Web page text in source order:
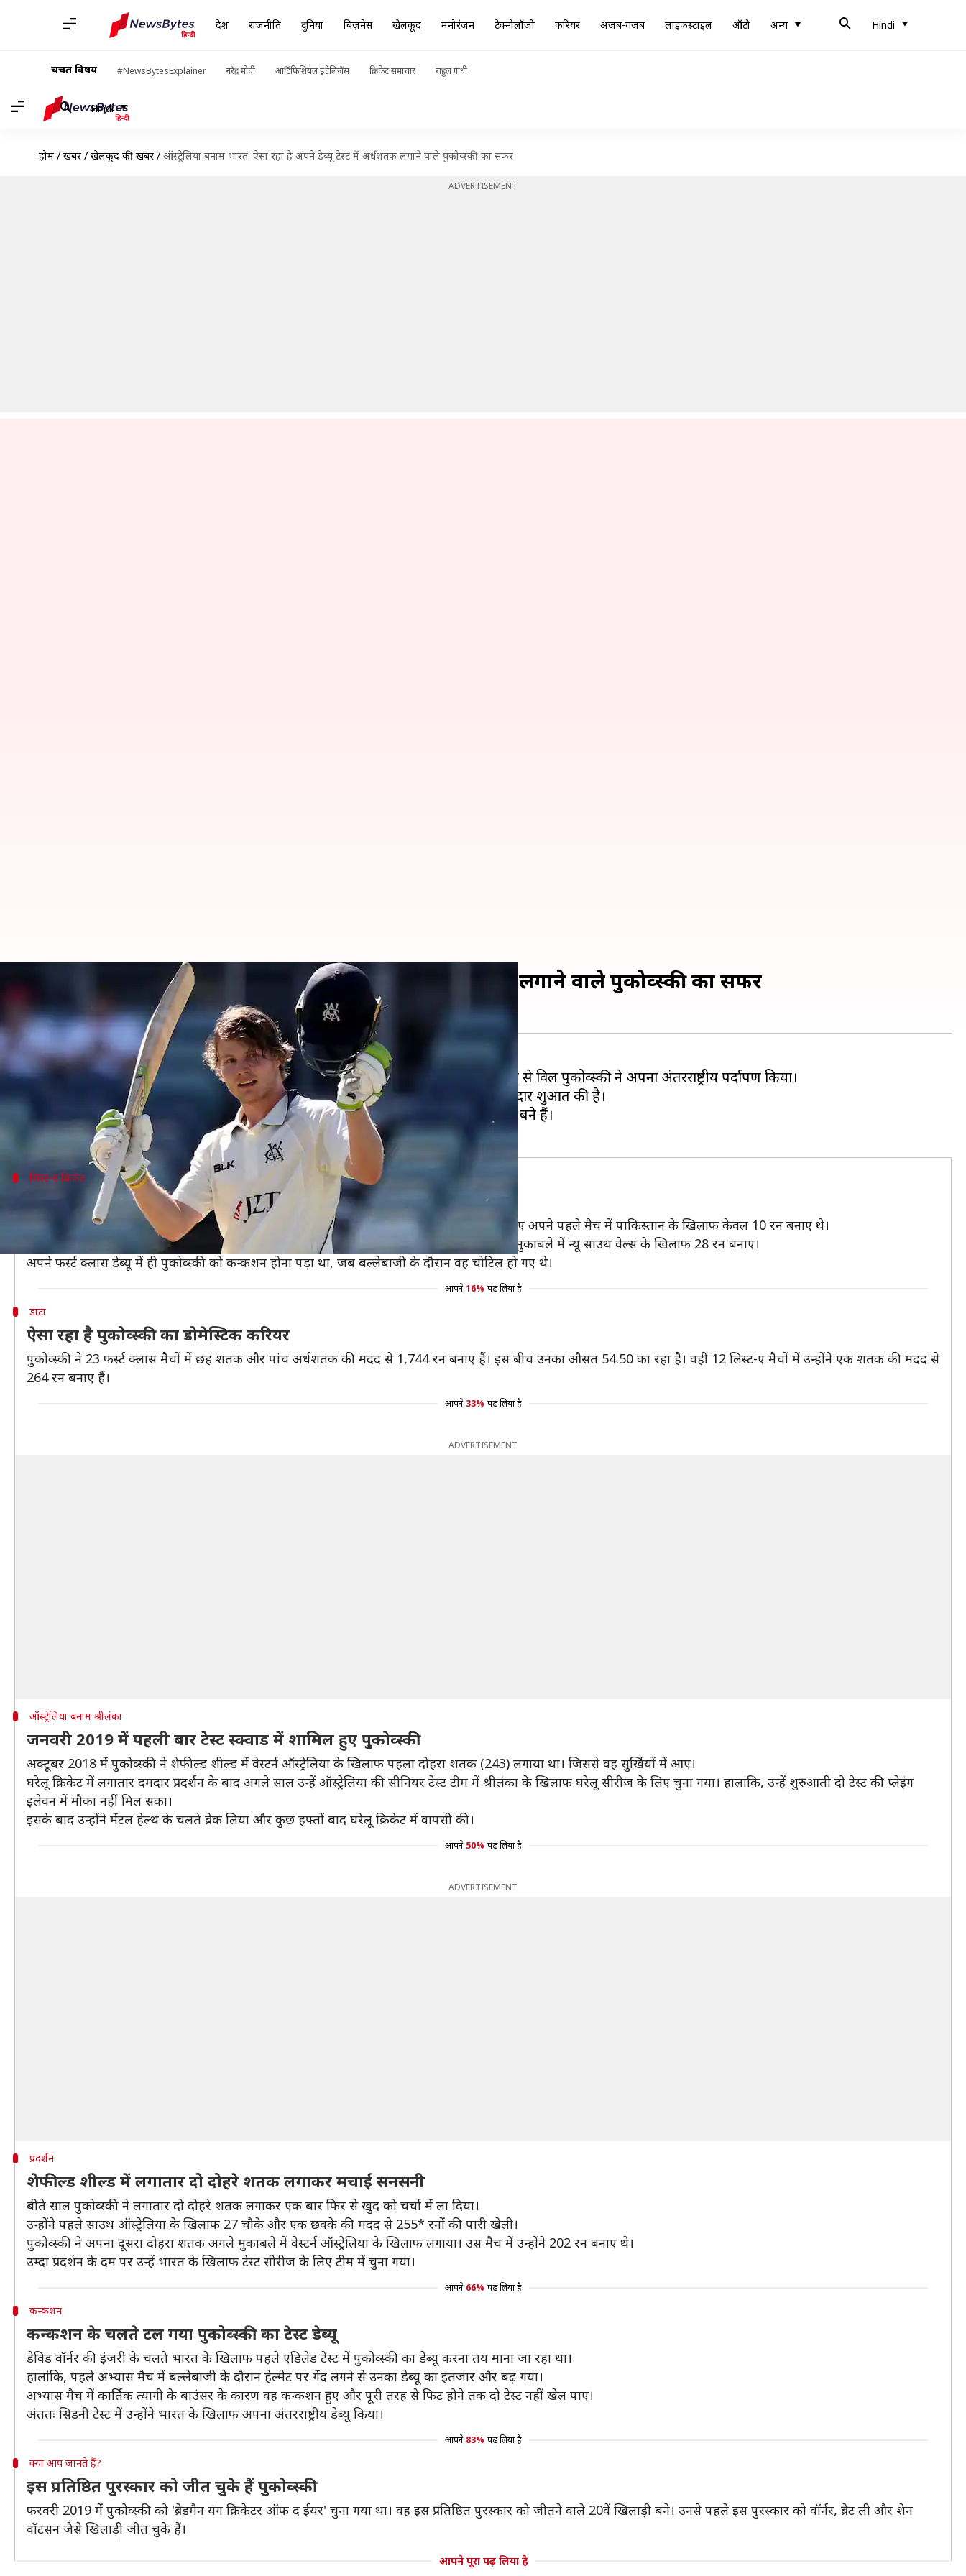
देश राजनीति दुनिया बिज़नेस खेलकूद मनोरंजन टेक्नोलॉजी करियर अजब-गजब लाइफस्टाइल ऑटो अन्य Hindi
चर्चित विषय #NewsBytesExplainer नरेंद्र मोदी आर्टिफिशियल इंटेलिजेंस क्रिकेट समाचार राहुल गांधी
Hindi
होम / खबरें / खेलकूद की खबरें / ऑस्ट्रेलिया बनाम भारत: ऐसा रहा है अपने डेब्यू टेस्ट में अर्धशतक लगाने वाले पुकोव्स्की का सफर
ADVERTISEMENT
ऑस्ट्रेलिया बनाम भारत: ऐसा रहा है अपने डेब्यू टेस्ट में अर्धशतक लगाने वाले पुकोव्स्की का सफर
लेखन अंकित पसबोला Jan 07, 2021 07:00 pm
क्या है खबर?
भारत और ऑस्ट्रेलिया के बीच गुरुवार 07 जनवरी से शुरू हुए तीसरे सिडनी टेस्ट
में ऑस्ट्रेलिया की ओर से विल पुकोव्स्की ने अपना अंतरराष्ट्रीय पर्दापण किया।
22 वर्षीय पुकोव्स्की ने अपने पहले टेस्ट की पहली पारी में अर्धशतक लगाकर अपने करियर की शानदार शुरुआत की है।
दाएं हाथ के बल्लेबाज पुकोव्स्की ऑस्ट्रेलिया की ओर से टेस्ट क्रिकेट खेलने वाले कुल 460वें खिलाड़ी बने हैं।
लिस्ट-ए क्रिकेट
जनवरी 2017 में किया था लिस्ट-ए डेब्यू
जनवरी 2017 में पुकोव्स्की ने अपना लिस्ट-ए डेब्यू किया था। उन्होने ऑस्ट्रेलिया इलेवन की ओर से खेलते हुए अपने पहले मैच में पाकिस्तान के खिलाफ केवल 10 रन बनाए थे।
अगले महीने फरवरी में पुकोव्स्की ने अपना फर्स्ट क्लास डेब्यू विक्टोरिया के लिए किया। उन्होंने अपने पहले मुकाबले में न्यू साउथ वेल्स के खिलाफ 28 रन बनाए।
अपने फर्स्ट क्लास डेब्यू में ही पुकोव्स्की को कन्कशन होना पड़ा था, जब बल्लेबाजी के दौरान वह चोटिल हो गए थे।
आपने 16% पढ़ लिया है
डाटा
ऐसा रहा है पुकोव्स्की का डोमेस्टिक करियर
पुकोव्स्की ने 23 फर्स्ट क्लास मैचों में छह शतक और पांच अर्धशतक की मदद से 1,744 रन बनाए हैं। इस बीच उनका औसत 54.50 का रहा है। वहीं 12 लिस्ट-ए मैचों में उन्होंने एक शतक की मदद से
264 रन बनाए हैं।
आपने 33% पढ़ लिया है
ADVERTISEMENT
ऑस्ट्रेलिया बनाम श्रीलंका
जनवरी 2019 में पहली बार टेस्ट स्क्वाड में शामिल हुए पुकोव्स्की
अक्टूबर 2018 में पुकोव्स्की ने शेफील्ड शील्ड में वेस्टर्न ऑस्ट्रेलिया के खिलाफ पहला दोहरा शतक (243) लगाया था। जिससे वह सुर्खियों में आए।
घरेलू क्रिकेट में लगातार दमदार प्रदर्शन के बाद अगले साल उन्हें ऑस्ट्रेलिया की सीनियर टेस्ट टीम में श्रीलंका के खिलाफ घरेलू सीरीज के लिए चुना गया। हालांकि, उन्हें शुरुआती दो टेस्ट की प्लेइंग
इलेवन में मौका नहीं मिल सका।
इसके बाद उन्होंने मेंटल हेल्थ के चलते ब्रेक लिया और कुछ हफ्तों बाद घरेलू क्रिकेट में वापसी की।
आपने 50% पढ़ लिया है
ADVERTISEMENT
प्रदर्शन
शेफील्ड शील्ड में लगातार दो दोहरे शतक लगाकर मचाई सनसनी
बीते साल पुकोव्स्की ने लगातार दो दोहरे शतक लगाकर एक बार फिर से खुद को चर्चा में ला दिया।
उन्होंने पहले साउथ ऑस्ट्रेलिया के खिलाफ 27 चौके और एक छक्के की मदद से 255* रनों की पारी खेली।
पुकोव्स्की ने अपना दूसरा दोहरा शतक अगले मुकाबले में वेस्टर्न ऑस्ट्रेलिया के खिलाफ लगाया। उस मैच में उन्होंने 202 रन बनाए थे।
उम्दा प्रदर्शन के दम पर उन्हें भारत के खिलाफ टेस्ट सीरीज के लिए टीम में चुना गया।
आपने 66% पढ़ लिया है
कन्कशन
कन्कशन के चलते टल गया पुकोव्स्की का टेस्ट डेब्यू
डेविड वॉर्नर की इंजरी के चलते भारत के खिलाफ पहले एडिलेड टेस्ट में पुकोव्स्की का डेब्यू करना तय माना जा रहा था।
हालांकि, पहले अभ्यास मैच में बल्लेबाजी के दौरान हेल्मेट पर गेंद लगने से उनका डेब्यू का इंतजार और बढ़ गया।
अभ्यास मैच में कार्तिक त्यागी के बाउंसर के कारण वह कन्कशन हुए और पूरी तरह से फिट होने तक दो टेस्ट नहीं खेल पाए।
अंततः सिडनी टेस्ट में उन्होंने भारत के खिलाफ अपना अंतरराष्ट्रीय डेब्यू किया।
आपने 83% पढ़ लिया है
क्या आप जानते हैं?
इस प्रतिष्ठित पुरस्कार को जीत चुके हैं पुकोव्स्की
फरवरी 2019 में पुकोव्स्की को 'ब्रेडमैन यंग क्रिकेटर ऑफ द ईयर' चुना गया था। वह इस प्रतिष्ठित पुरस्कार को जीतने वाले 20वें खिलाड़ी बने। उनसे पहले इस पुरस्कार को वॉर्नर, ब्रेट ली और शेन
वॉटसन जैसे खिलाड़ी जीत चुके हैं।
आपने पूरा पढ़ लिया है